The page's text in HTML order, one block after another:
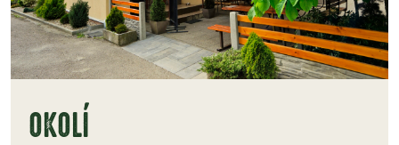
OKOLÍ